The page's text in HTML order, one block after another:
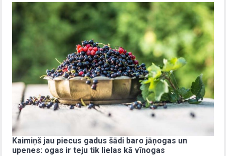
Kaimiņš jau piecus gadus šādi baro jāņogas un
upenes: ogas ir teju tik lielas kā vīnogas